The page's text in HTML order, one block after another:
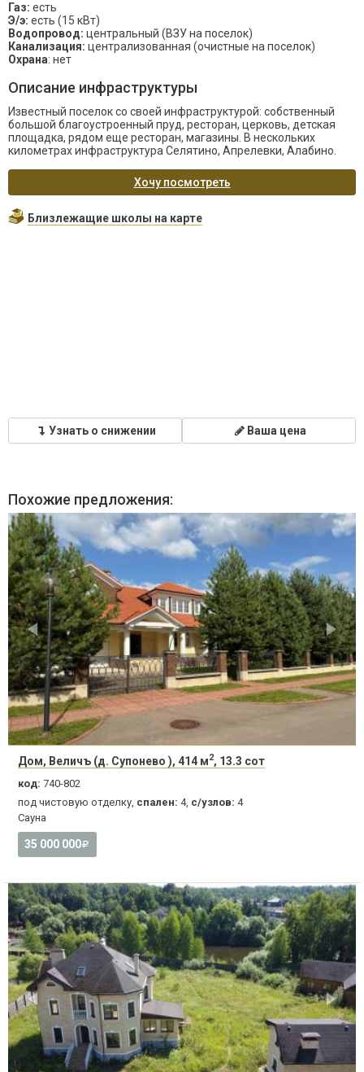
Газ: есть
Э/э: есть (15 кВт)
Водопровод: центральный (ВЗУ на поселок)
Канализация: централизованная (очистные на поселок)
Охрана: нет
Описание инфраструктуры
Известный поселок со своей инфраструктурой: собственный
большой благоустроенный пруд, ресторан, церковь, детская
площадка, рядом еще ресторан, магазины. В нескольких
километрах инфраструктура Селятино, Апрелевки, Алабино.
Хочу посмотреть
Близлежащие школы на карте
Узнать о снижении Ваша цена
Похожие предложения:
Дом, Величъ (д. Супонево ), 414 м2, 13.3 сот
код: 740-802
под чистовую отделку, спален: 4, с/узлов: 4
Сауна
35 000 000